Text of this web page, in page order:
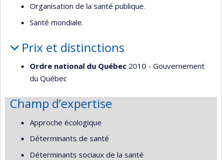
Organisation de la santé publique.
Santé mondiale.
Prix et distinctions
Ordre national du Québec 2010 - Gouvernement
du Québec
Champ d’expertise
Approche écologique
Déterminants de santé
Déterminants sociaux de la santé